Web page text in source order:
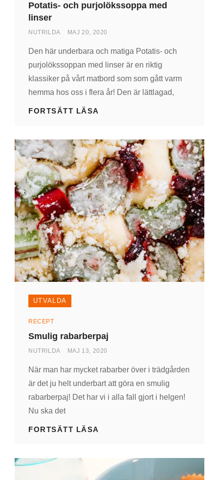
Potatis- och purjolökssoppa med
linser
AV
NUTRILDA
PUBLICERAD
MAJ 20, 2020
Den här underbara och matiga Potatis- och
purjolökssoppan med linser är en riktig
klassiker på vårt matbord som som gått varm
hemma hos oss i flera år! Den är lättlagad,
FORTSÄTT LÄSA
MED
LINSER
UTVALDA
Kategorier
RECEPT
Smulig rabarberpaj
AV
NUTRILDA
PUBLICERAD
MAJ 13, 2020
När man har mycket rabarber över i trädgården
är det ju helt underbart att göra en smulig
rabarberpaj! Det har vi i alla fall gjort i helgen!
Nu ska det
FORTSÄTT LÄSA